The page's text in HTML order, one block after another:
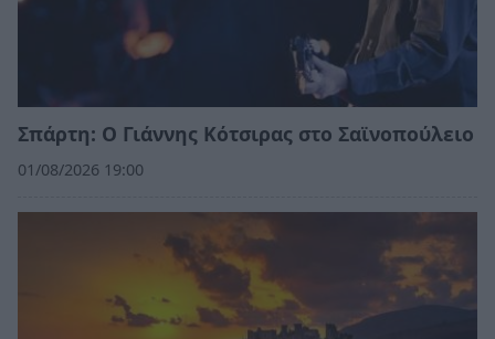
Σπάρτη: Ο Γιάννης Κότσιρας στο Σαϊνοπούλειο
01/08/2026 19:00